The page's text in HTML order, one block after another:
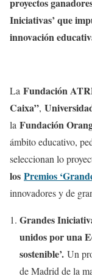
proyectos
Iniciativas’ que
innovación
La Fundación
Caixa”,
la Fundación
ámbito educativo,
seleccionan lo
los Premios
innovadores y de
Grandes
unidos por una
sostenible’. Un
de Madrid de la